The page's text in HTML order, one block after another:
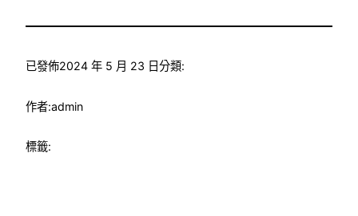
已發佈2024 年 5 月 23 日分類:
作者:admin
標籤: